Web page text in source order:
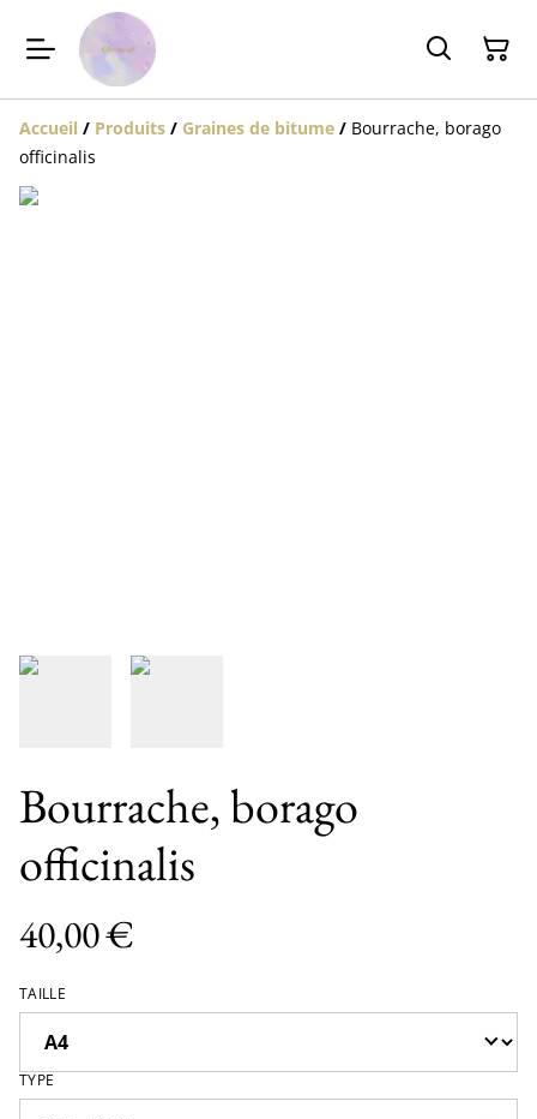
Accueil / Produits / Graines de bitume / Bourrache, borago
officinalis
Bourrache, borago
officinalis
40,00 €
TAILLE
TYPE